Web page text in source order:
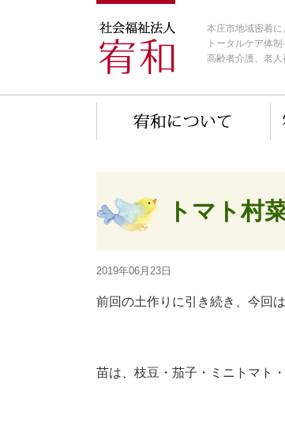
本庄市地域密着に
トータルケア体
高齢者介護、老
トマト村
2019年06月23日
前回の土作りに引き続き、今回
苗は、枝豆・茄子・ミニトマト